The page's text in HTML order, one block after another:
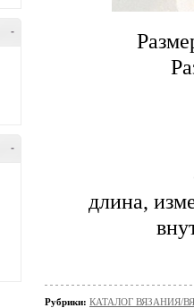
-
-
длина,
Рубрики: КАТАЛОГ ВЯЗАНИЯ/